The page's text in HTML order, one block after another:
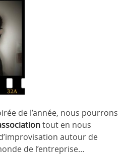
de l’année, nous pourrons
tout en nous
autour de
de l’entreprise…